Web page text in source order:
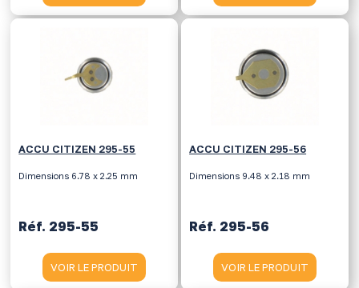
ACCU CITIZEN 295-55
Dimensions 6.78 x 2.25 mm
Réf. 295-55
VOIR LE PRODUIT
ACCU CITIZEN 295-56
Dimensions 9.48 x 2.18 mm
Réf. 295-56
VOIR LE PRODUIT